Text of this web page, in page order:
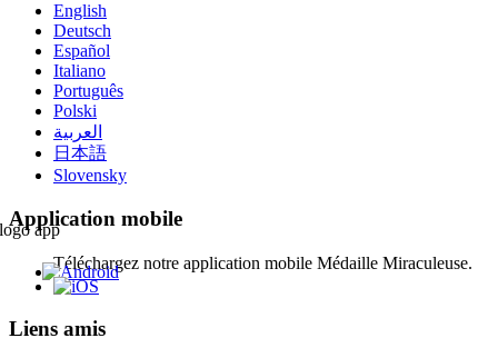
English
Deutsch
Español
Italiano
Português
Polski
العربية
日本語
Slovensky
Application mobile
Téléchargez notre application mobile Médaille Miraculeuse.
Liens amis